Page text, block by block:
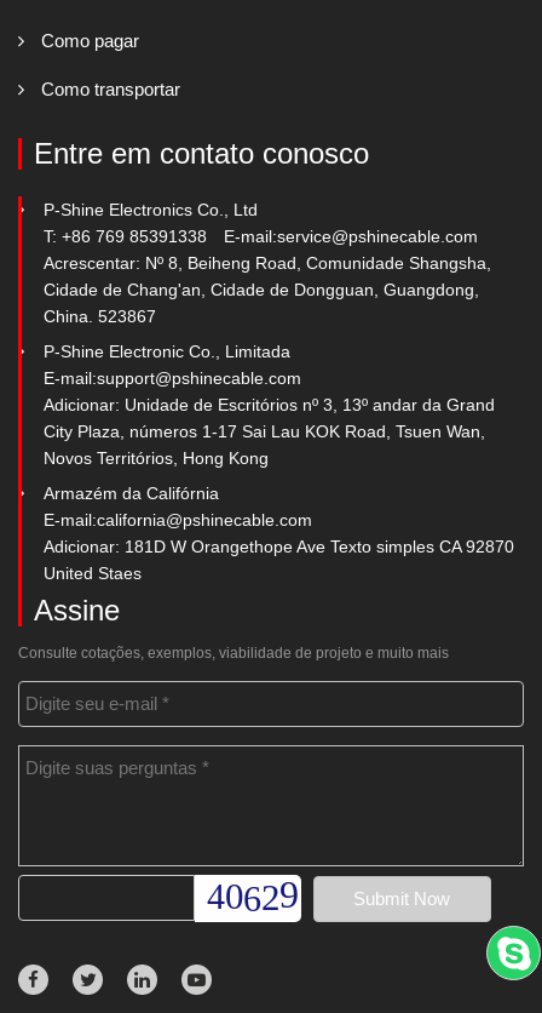
Como pagar
Como transportar
Entre em contato conosco
P-Shine Electronics Co., Ltd
T: +86 769 85391338
E-mail:service@pshinecable.com
Acrescentar: Nº 8, Beiheng Road, Comunidade Shangsha,
Cidade de Chang'an, Cidade de Dongguan, Guangdong,
China. 523867
P-Shine Electronic Co., Limitada
E-mail:support@pshinecable.com
Adicionar: Unidade de Escritórios nº 3, 13º andar da Grand
City Plaza, números 1-17 Sai Lau KOK Road, Tsuen Wan,
Novos Territórios, Hong Kong
Armazém da Califórnia
E-mail:california@pshinecable.com
Adicionar: 181D W Orangethope Ave Texto simples CA 92870
United Staes
Assine
Consulte cotações, exemplos, viabilidade de projeto e muito mais